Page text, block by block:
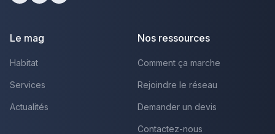
Le mag
Habitat
Services
Actualités
Nos ressources
Comment ça marche
Rejoindre le réseau
Demander un devis
Contactez-nous